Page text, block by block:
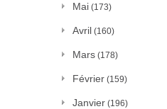
Mai (173)
Avril (160)
Mars (178)
Février (159)
Janvier (196)